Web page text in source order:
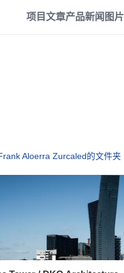
项目文章产品新闻 图片
Aloerra Zurcaled的文件夹